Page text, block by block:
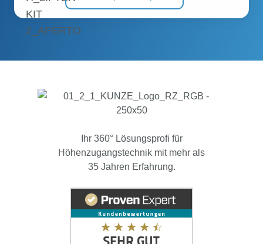
Ihr 360° Lösungsprofi für
Höhenzugangstechnik mit mehr als
35 Jahren Erfahrung.